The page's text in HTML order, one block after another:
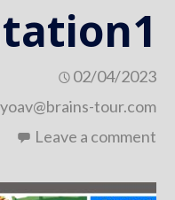
02/04/2023
yoav@brains-tour.com
Leave a comment